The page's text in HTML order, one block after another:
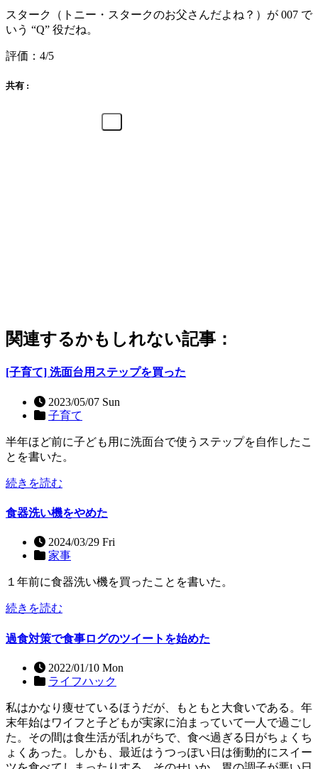
スターク（トニー・スタークのお父さんだよね？）が 007 で
いう “Q” 役だね。
評価：4/5
共有 :
関連するかもしれない記事：
[子育て] 洗面台用ステップを買った
2023/05/07 Sun
子育て
半年ほど前に子ども用に洗面台で使うステップを自作したこ
とを書いた。
続きを読む
食器洗い機をやめた
2024/03/29 Fri
家事
１年前に食器洗い機を買ったことを書いた。
続きを読む
過食対策で食事ログのツイートを始めた
2022/01/10 Mon
ライフハック
私はかなり痩せているほうだが、もともと大食いである。年
末年始はワイフと子どもが実家に泊まっていて一人で過ごし
た。その間は食生活が乱れがちで、食べ過ぎる日がちょくち
ょくあった。しかも、最近はうつっぽい日は衝動的にスイー